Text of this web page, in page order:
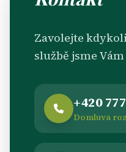
Zavolejte
službě jsme
+420
Domluva